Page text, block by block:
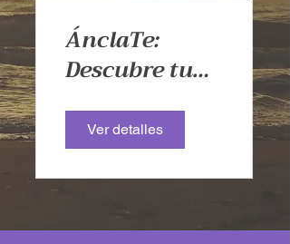
ÁnclaTe:
Descubre tu
interior desde
las Artes
Marciales
Internas
Ver detalles